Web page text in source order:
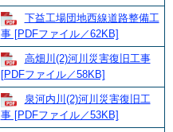
下益工場団地西線道路整備工
事 [PDFファイル／62KB]
高畑川(2)河川災害復旧工事
[PDFファイル／58KB]
泉河内川(2)河川災害復旧工
事 [PDFファイル／53KB]